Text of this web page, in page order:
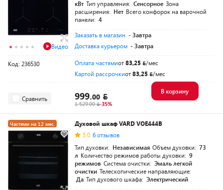
Видео
кВт Тип управления: Сенсорное Зона
расширения: Нет Всего конфорок на варочной
панели: 4
Заказать в магазин - Завтра
Доставка курьером - Завтра
Код: 236530 Оплата частямиот83,25
/мес
Картой рассрочкиот83,25 /мес
Сравнить 999.00
1 529.00 -35%
В корзину
Частями на 12 мес.
Духовой шкаф VARD VOE444B
5.0 6 отзывов
Тип духовки: Независимая Объем духовки: 73
л Количество режимов работы духовки: 9
режимов Система очистки: Эмаль легкой
очистки Телескопические направляющие:
Да Тип духового шкафа: Электрический